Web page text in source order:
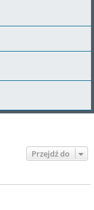
Przejdź do